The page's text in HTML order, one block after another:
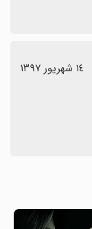
١٤ شهریور ١٣٩٧